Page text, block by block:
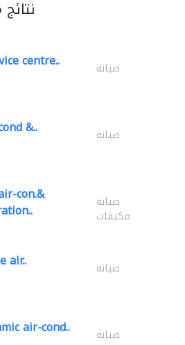
centre.. صيانة
&.. صيانة
con.& صيانة
مكيفات
air.. صيانة
air-cond.. صيانة